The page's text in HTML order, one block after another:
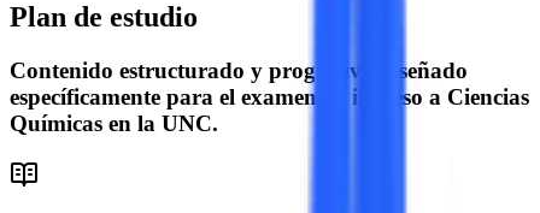
Plan de estudio
Contenido estructurado y progresivo diseñado
específicamente para el examen de ingreso a Ciencias
Químicas en la UNC.